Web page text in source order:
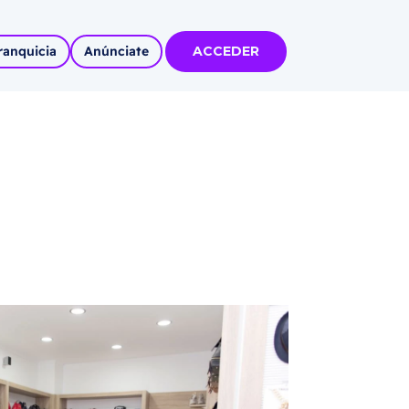
con
tu Marca
Anúnciate ACCEDER